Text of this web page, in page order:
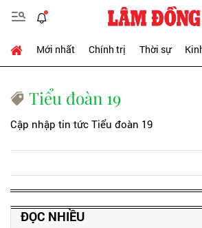
Mới nhất Chính trị Thời sự
Tiểu đoàn 19
Cập nhập tin tức Tiểu đoàn 19
ĐỌC NHIỀU